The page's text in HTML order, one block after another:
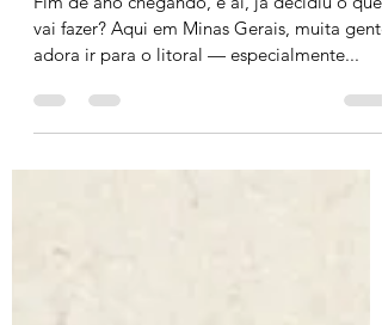
Superação?
Fim de ano chegando, e aí, já decidiu o que
adora ir para o litoral — especialmente...